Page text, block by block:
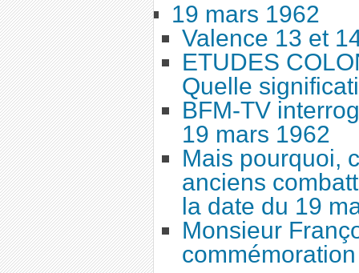
19 mars 1962
Valence 13 et
ETUDES
Quelle
BFM-TV
19 mars 1962
Mais pourquoi,
anciens
la date du 19
Monsieur